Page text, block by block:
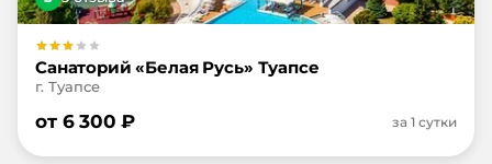
Санаторий «Белая Русь» Туапсе
г. Туапсе
от 6 300 ₽ за 1 сутки